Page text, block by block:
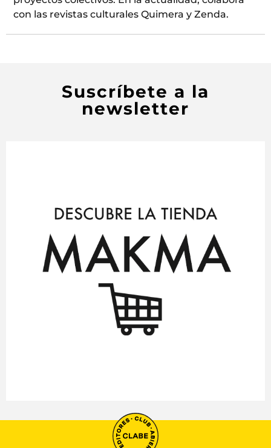
con las revistas culturales Quimera y Zenda.
Suscríbete a la
newsletter